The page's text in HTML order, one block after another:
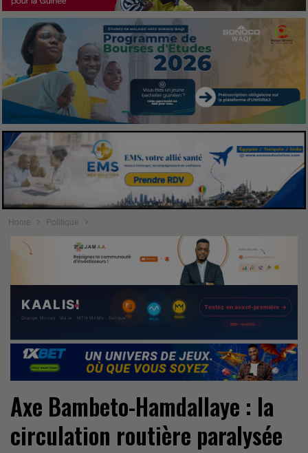
Home Politique
Axe Bambeto-Hamdallaye : la
circulation routière paralysée